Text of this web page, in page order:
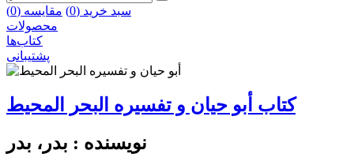
سبد خرید (0
) مقایسه (0
)
محصولات
کتاب‌ها
پشتیبانی
کتاب أبو حیان و تفسیره البحر المحیط
نویسنده : بدر، بدر